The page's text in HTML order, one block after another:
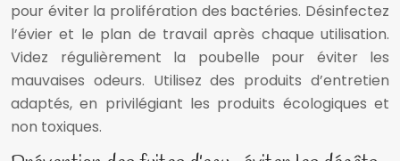
pour éviter la prolifération des bactéries. Désinfectez
l’évier et le plan de travail après chaque utilisation.
Videz régulièrement la poubelle pour éviter les
mauvaises odeurs. Utilisez des produits d’entretien
adaptés, en privilégiant les produits écologiques et
non toxiques.